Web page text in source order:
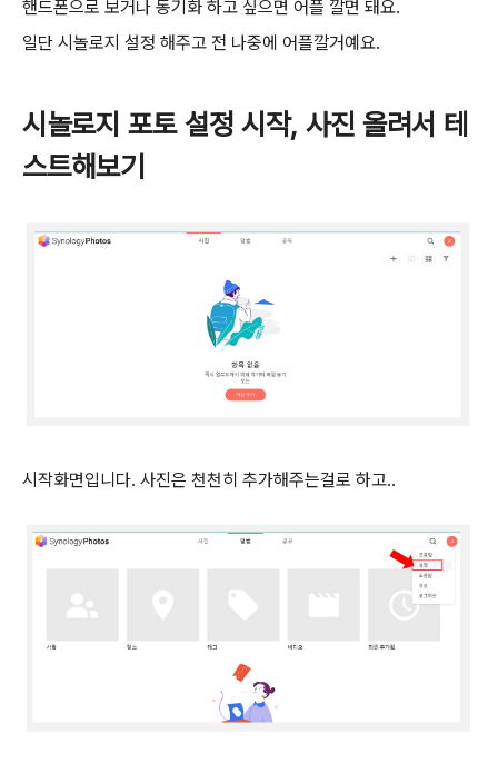
핸드폰으로 보거나 동기화 하고 싶으면 어플 깔면 돼요.
일단 시놀로지 설정 해주고 전 나중에 어플깔거예요.
시놀로지 포토 설정 시작, 사진 올려서 테
스트해보기
시작화면입니다. 사진은 천천히 추가해주는걸로 하고..